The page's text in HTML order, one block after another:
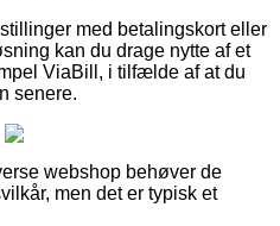
med betalingskort eller
kan du drage nytte af et
ViaBill, i tilfælde af at du
senere.
webshop behøver de
men det er typisk et